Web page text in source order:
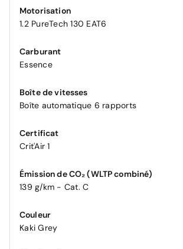
Motorisation
1.2 PureTech 130 EAT6
Carburant
Essence
Boîte de vitesses
Boîte automatique 6 rapports
Certificat
Crit'Air 1
Émission de CO₂ (WLTP combiné)
139 g/km - Cat. C
Couleur
Kaki Grey